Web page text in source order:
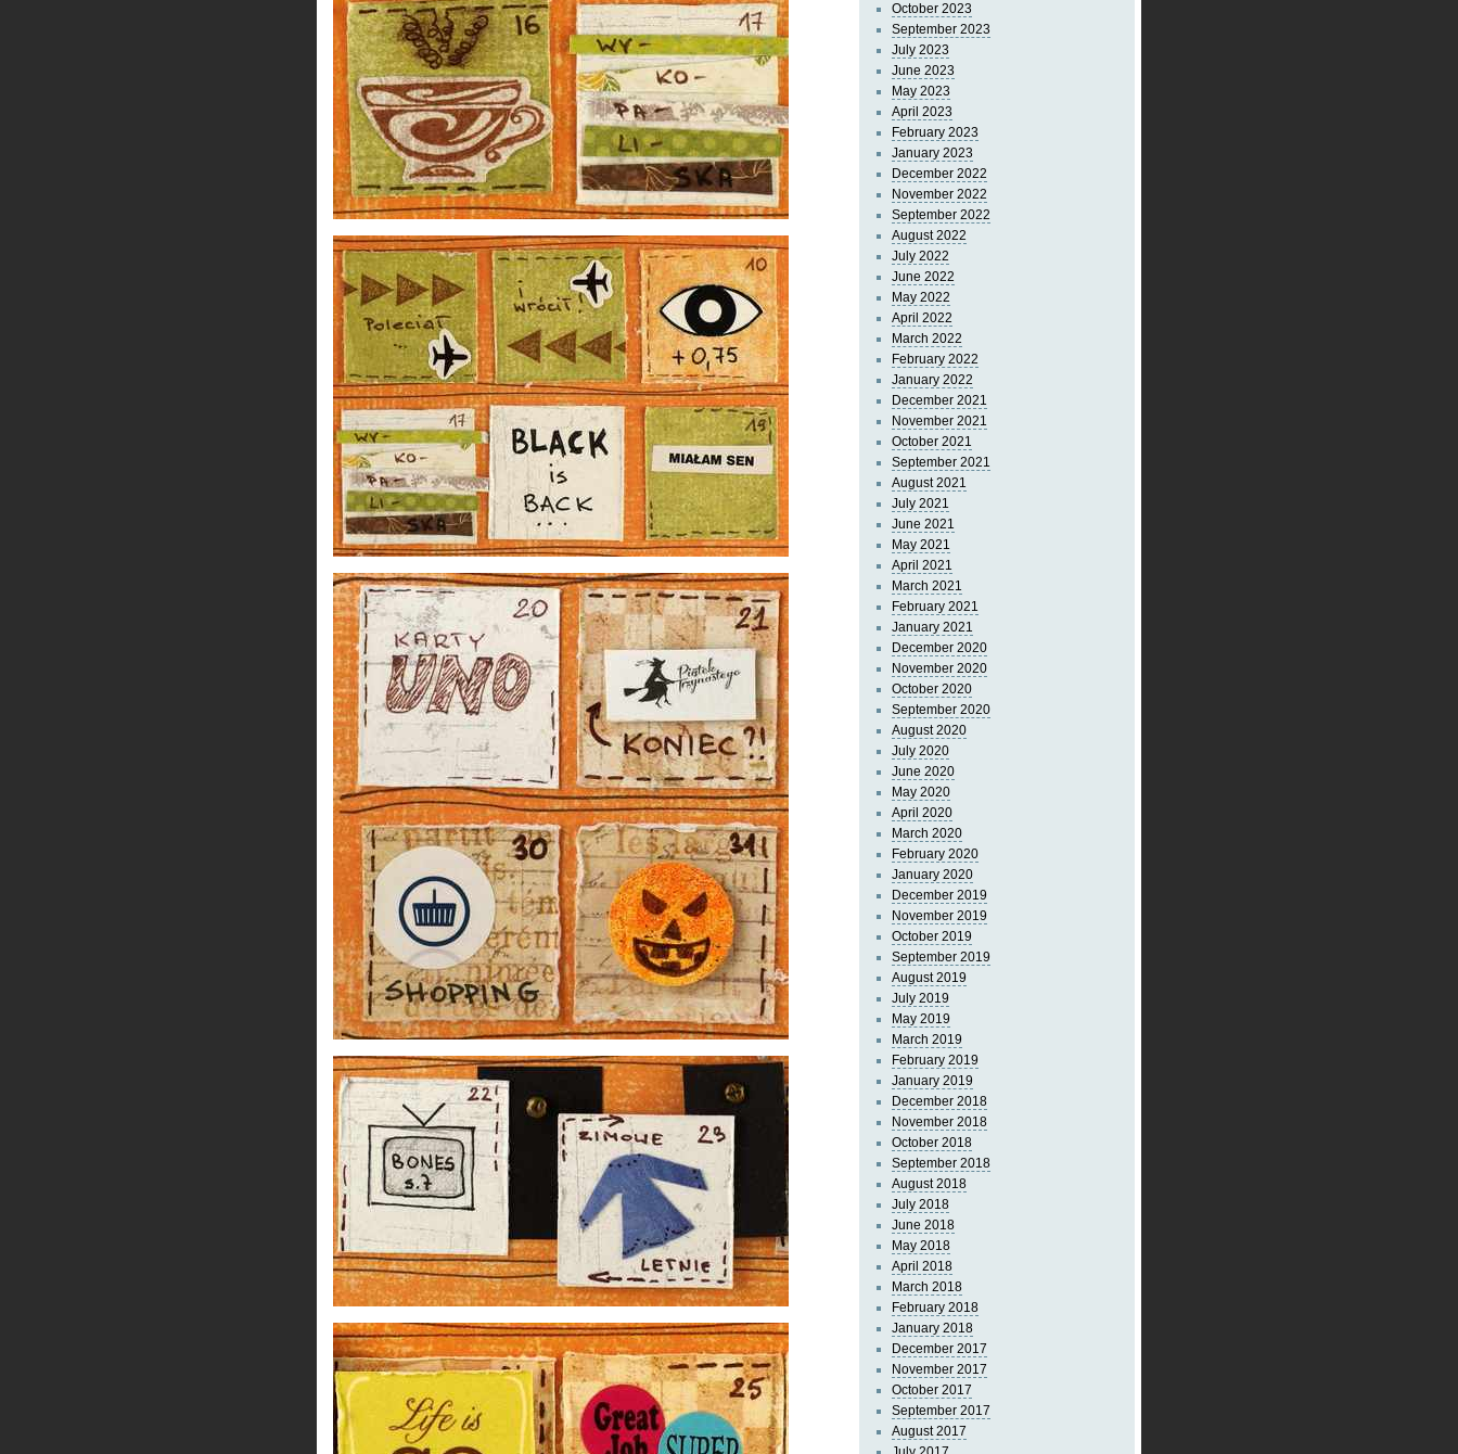
October 2023
September 2023
July 2023
June 2023
May 2023
April 2023
February 2023
January 2023
December 2022
November 2022
September 2022
August 2022
July 2022
June 2022
May 2022
April 2022
March 2022
February 2022
January 2022
December 2021
November 2021
October 2021
September 2021
August 2021
July 2021
June 2021
May 2021
April 2021
March 2021
February 2021
January 2021
December 2020
November 2020
October 2020
September 2020
August 2020
July 2020
June 2020
May 2020
April 2020
March 2020
February 2020
January 2020
December 2019
November 2019
October 2019
September 2019
August 2019
July 2019
May 2019
March 2019
February 2019
January 2019
December 2018
November 2018
October 2018
September 2018
August 2018
July 2018
June 2018
May 2018
April 2018
March 2018
February 2018
January 2018
December 2017
November 2017
October 2017
September 2017
August 2017